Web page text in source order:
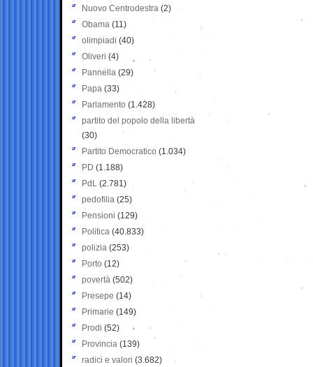
Nuovo Centrodestra (2)
Obama (11)
olimpiadi (40)
Oliveri (4)
Pannella (29)
Papa (33)
Parlamento (1.428)
partito del popolo della libertà
(30)
Partito Democratico (1.034)
PD (1.188)
PdL (2.781)
pedofilia (25)
Pensioni (129)
Politica (40.833)
polizia (253)
Porto (12)
povertà (502)
Presepe (14)
Primarie (149)
Prodi (52)
Provincia (139)
radici e valori (3.682)